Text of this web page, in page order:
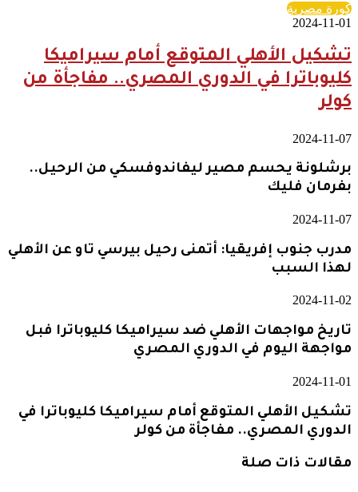
كورة مصرية
2024-11-01
تشكيل الأهلي المتوقع أمام سيراميكا
كليوباترا في الدوري المصري.. مفاجأة من
كولر
2024-11-07
برشلونة يحسم مصير ليفاندوفسكي من الرحيل..
بفرمان فليك
2024-11-07
مدرب جنوب إفريقيا: أتمنى رحيل بيرسي تاو عن الأهلي
لهذا السبب
2024-11-02
تاريخ مواجهات الأهلي ضد سيراميكا كليوباترا فبل
مواجهة اليوم في الدوري المصري
2024-11-01
تشكيل الأهلي المتوقع أمام سيراميكا كليوباترا في
الدوري المصري.. مفاجأة من كولر
مقالات ذات صلة